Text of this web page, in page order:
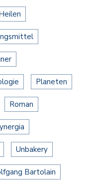
Planeten
Roman
Unbakery
Bartolain